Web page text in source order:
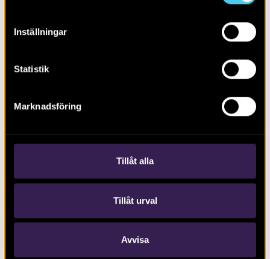
Inställningar
Statistik
Marknadsföring
Tillåt alla
Tillåt urval
Avvisa
RAPPORT 2015:82
Säve 353 och 354